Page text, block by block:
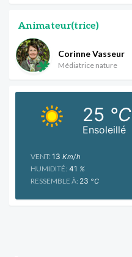
Animateur(trice)
Corinne Vasseur
Médiatrice nature
Ensoleillé
25 °C
VENT: 13 Km/h
HUMIDITÉ: 41 %
RESSEMBLE À: 23 °C